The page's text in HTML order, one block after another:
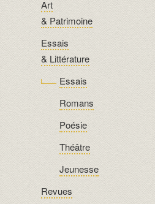
Art
& Patrimoine
Essais
& Littérature
Essais
Romans
Poésie
Théâtre
Jeunesse
Revues